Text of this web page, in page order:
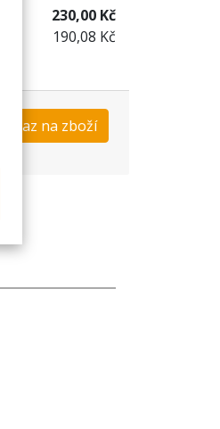
230,00 Kč
190,08 Kč
Dotaz na zboží